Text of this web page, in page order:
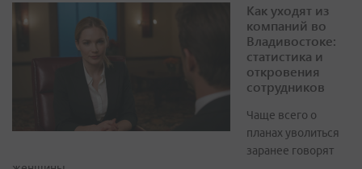
Как уходят из
компаний во
Владивостоке:
статистика и
откровения
сотрудников
Чаще всего о
планах уволиться
заранее говорят